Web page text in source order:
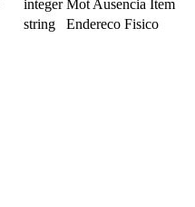
integer Mot Ausencia Item
string Endereco Fisico